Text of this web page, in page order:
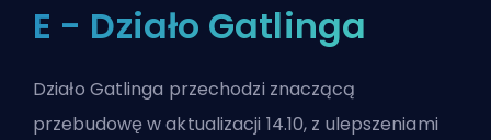
E - Działo Gatlinga
Działo Gatlinga przechodzi znaczącą
przebudowę w aktualizacji 14.10, z ulepszeniami